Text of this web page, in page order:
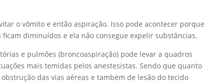
o vômito e então aspiração. Isso pode acontecer porque
diminuídos e ela não consegue expelir substâncias.
e pulmões (broncoaspiração) pode levar a quadros
mais temidas pelos anestesistas. Sendo que quanto
das vias aéreas e também de lesão do tecido